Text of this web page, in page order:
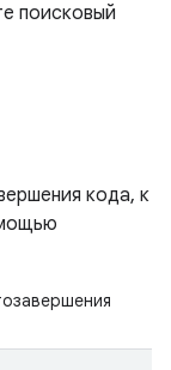
поисковый
кода, к